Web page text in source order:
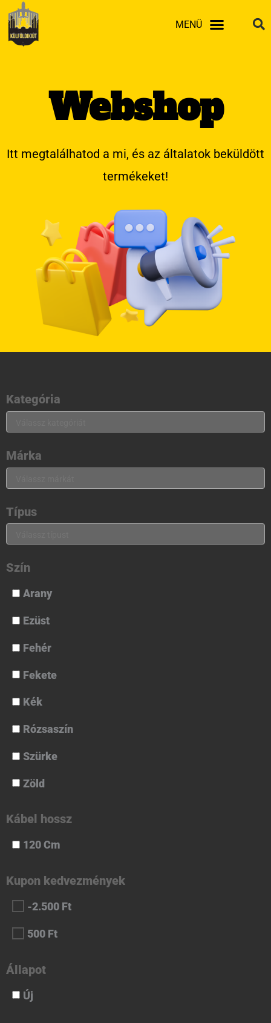
Skip
to
MENÜ
Webshop
Itt megtalálhatod a mi, és az általatok beküldött
termékeket!
Kategória
Márka
Típus
Szín
Arany
Ezüst
Fehér
Fekete
Kék
Rózsaszín
Szürke
Zöld
Kábel hossz
120 Cm
Kupon kedvezmények
-2.500 Ft
500 Ft
Állapot
Új